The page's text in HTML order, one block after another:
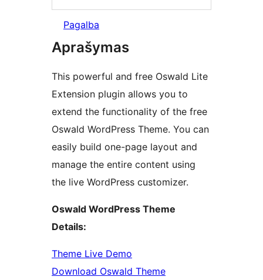
Pagalba
Aprašymas
This powerful and free Oswald Lite
Extension plugin allows you to
extend the functionality of the free
Oswald WordPress Theme. You can
easily build one-page layout and
manage the entire content using
the live WordPress customizer.
Oswald WordPress Theme
Details:
Theme Live Demo
Download Oswald Theme